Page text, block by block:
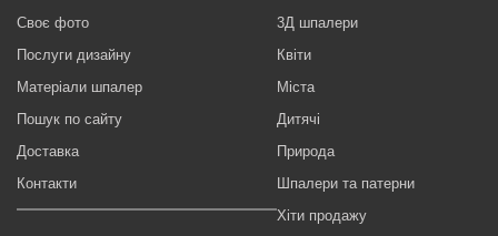
Своє фото
Послуги дизайну
Матеріали шпалер
Пошук по сайту
Доставка
Контакти
3Д шпалери
Квіти
Міста
Дитячі
Природа
Шпалери та патерни
Хіти продажу